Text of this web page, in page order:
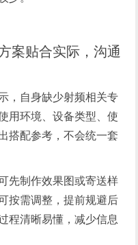
案贴合实际，沟通
，自身缺少射频相关专
用环境、设备类型、使
搭配参考，不会统一套
先制作效果图或寄送样
按需调整，提前规避后
程清晰易懂，减少信息